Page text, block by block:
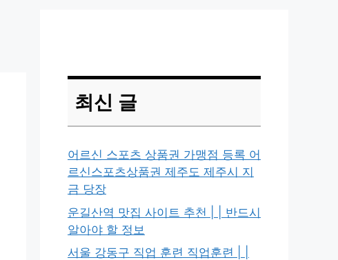
최신 글
어르신 스포츠 상품권 가맹점 등록 어
르신스포츠상품권 제주도 제주시 지
금 당장
운길산역 맛집 사이트 추천 | | 반드시
알아야 할 정보
서울 강동구 직업 훈련 직업훈련 | |